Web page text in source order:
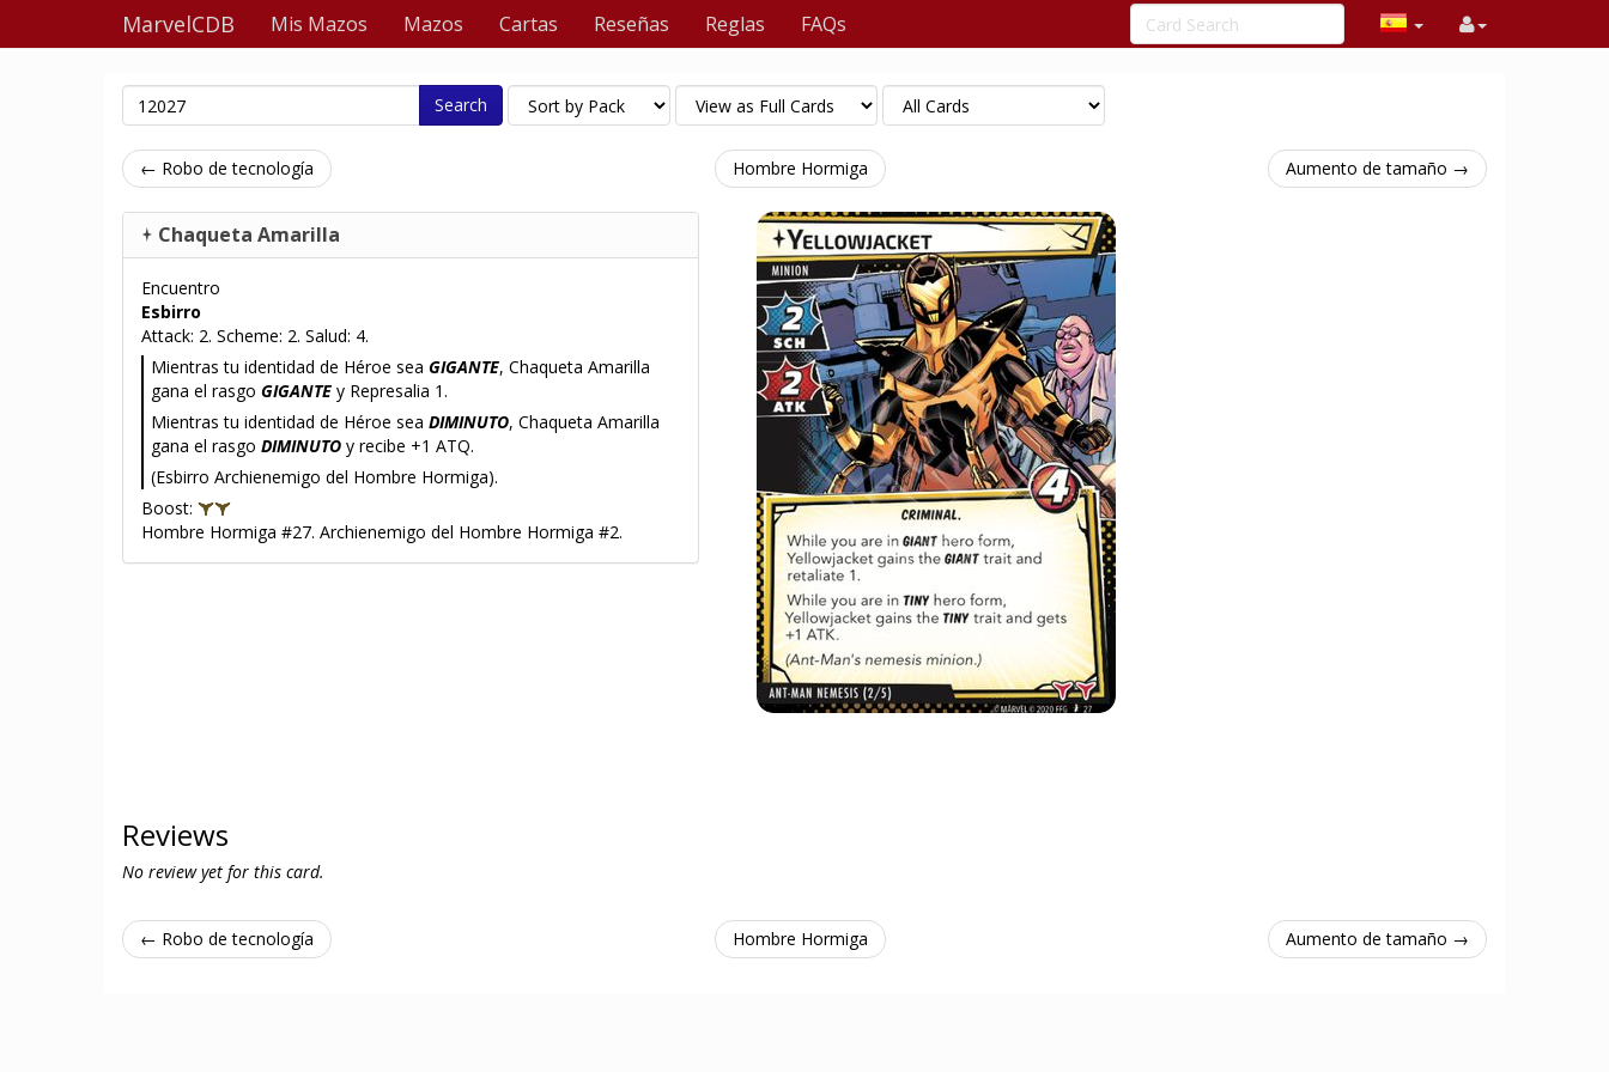
MarvelCDB Mis Mazos Mazos Cartas Reseñas Reglas FAQs
Search
← Robo de tecnología Hombre Hormiga Aumento de tamaño →
Chaqueta Amarilla
Encuentro
Esbirro
Attack: 2. Scheme: 2. Salud: 4.
Mientras tu identidad de Héroe sea GIGANTE, Chaqueta Amarilla
gana el rasgo GIGANTE y Represalia 1.
Mientras tu identidad de Héroe sea DIMINUTO, Chaqueta Amarilla
gana el rasgo DIMINUTO y recibe +1 ATQ.
(Esbirro Archienemigo del Hombre Hormiga).
Boost:
Hombre Hormiga #27. Archienemigo del Hombre Hormiga #2.
Reviews
No review yet for this card.
← Robo de tecnología Hombre Hormiga Aumento de tamaño →